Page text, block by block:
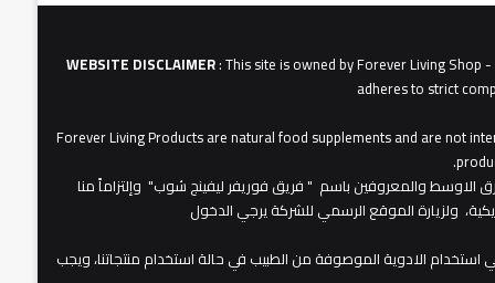
WEBSITE DISCLAIMER: This site is owned by Forever Living Shop
adheres to strict
Forever Living Products are natural food supplements and are not
فوريفر لبفينج برودكتس في الشرق الاوسط والمعروفين باسم " فريق فوريفر ليفينج شوب" وإلتزاماً منا
ولزيارة الموقع الرسمي للشركة يرجي الدخول
الادوية الموصوفة من الطبيب في حالة استخدام منتجاتنا، ويجب